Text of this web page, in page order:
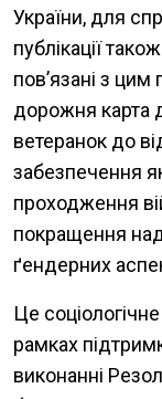
України, для
публікації
пов’язані з
дорожня карта
ветеранок до
забезпечення
проходження
покращення
ґендерних
Це
рамках
виконанні